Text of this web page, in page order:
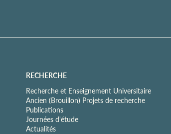
RECHERCHE
Recherche et Enseignement Universitaire
Ancien (Brouillon) Projets de recherche
Publications
Journées d'étude
Actualités